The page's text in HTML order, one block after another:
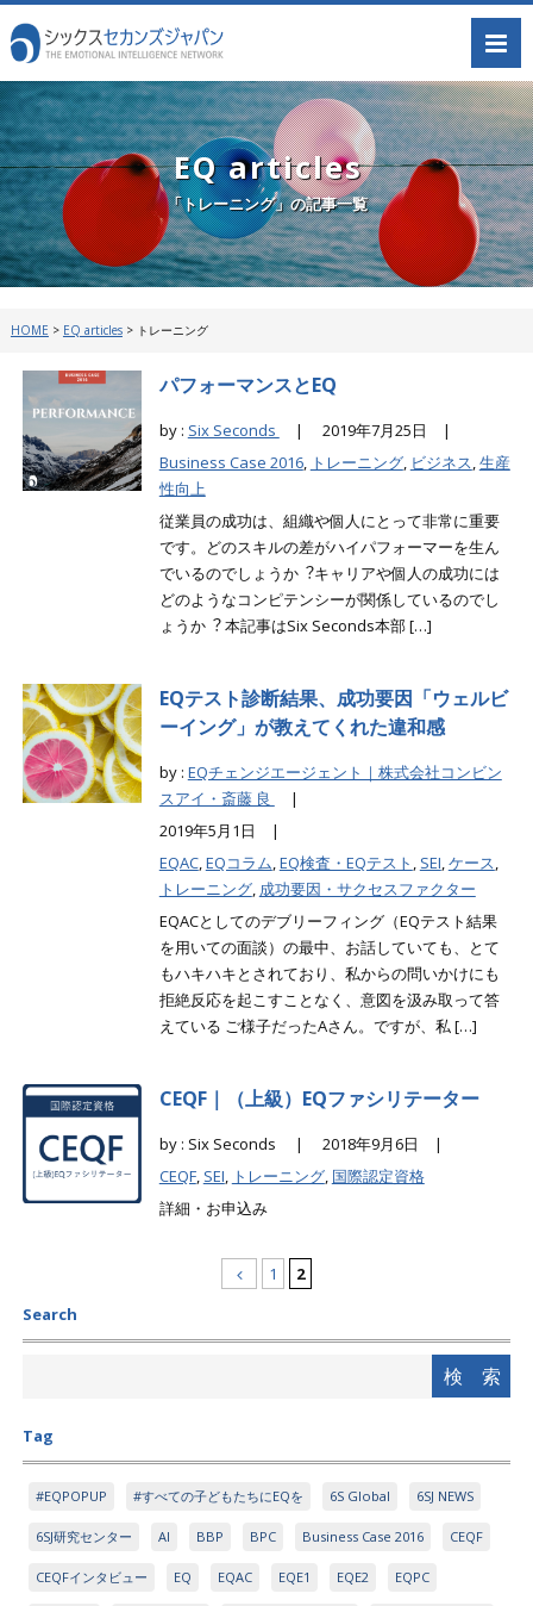
EQ articles
「トレーニング」の記事一覧
HOME > EQ articles> トレーニング
パフォーマンスとEQ
by : Six Seconds |
2019年7月25日 |
Business Case 2016, トレーニング, ビジネス,生産
性向上
従業員の成功は、組織や個人にとって非常に重要
です。どのスキルの差がハイパフォーマーを生ん
でいるのでしょうか︖キャリアや個人の成功には
どのようなコンピテンシーが関係しているのでし
ょうか︖ 本記事はSix Seconds本部 […]
EQテスト診断結果、成功要因「ウェルビ
ーイング」が教えてくれた違和感
by : EQチェンジエージェント｜株式会社コンビン
スアイ・斎藤 良
|
2019年5月1日 |
EQAC,EQコラム,EQ検査・EQテスト , SEI,ケース,
トレーニング, 成功要因・サクセスファクター
EQACとしてのデブリーフィング（EQテスト結果
を用いての面談）の最中、お話していても、とて
もハキハキとされており、私からの問いかけにも
拒絶反応を起こすことなく、意図を汲み取って答
えている ご様子だったAさん。ですが、私 […]
CEQF｜（上級）EQファシリテーター
by : Six Seconds |
2018年9月6日 |
CEQF, SEI, トレーニング, 国際認定資格
詳細・お申込み
1
2
Search
Tag
#EQPOPUP #すべての子どもたちにEQを 6S Global 6SJ NEWS
6SJ研究センター AI BBP BPC Business Case 2016 CEQF
CEQFインタビュー EQ EQAC EQE1 EQE2 EQPC